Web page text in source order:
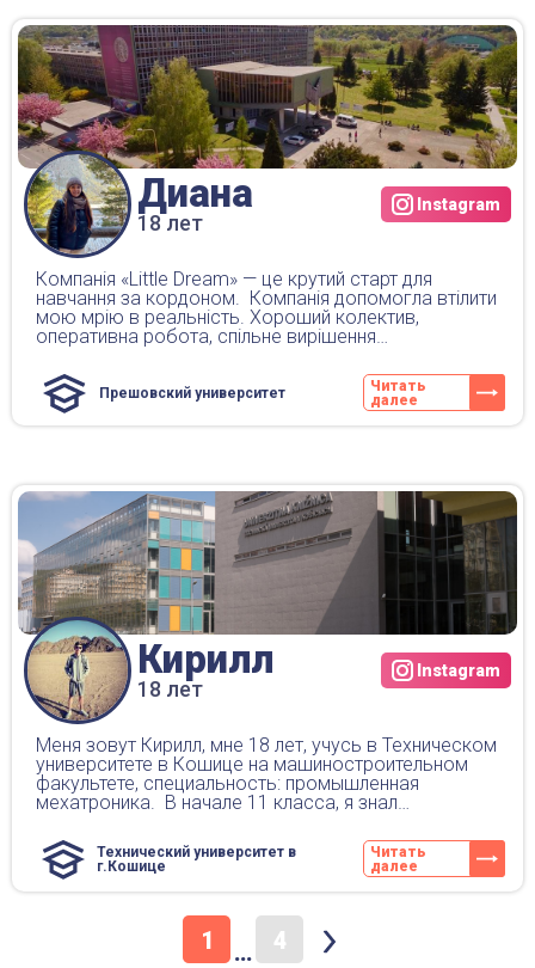
Оставьте заявку!
менеджеров
Диана
18 лет
Instagram
Компанія «Little Dream» — це крутий старт для
навчання за кордоном. Компанія допомогла втілити
мою мрію в реальність. Хороший колектив,
оперативна робота, спільне вирішення…
Прешовский университет
Читать
далее
Кирилл
18 лет
Instagram
Меня зовут Кирилл, мне 18 лет, учусь в Техническом
университете в Кошице на машиностроительном
факультете, специальность: промышленная
мехатроника. В начале 11 класса, я знал…
Технический университет в
г.Кошице
Читать
далее
1 … 4